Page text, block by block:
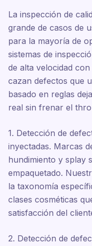
La inspección de
grande de casos de
para la mayoría de
sistemas de
de alta velocidad
cazan defectos que
basado en reglas
real sin frenar el
1. Detección de
inyectadas. Marcas
hundimiento y splay
empaquetado.
la taxonomía
clases cosméticas
satisfacción del
2. Detección de